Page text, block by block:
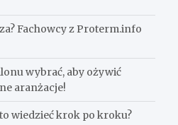
Fachowcy z Proterm.info
wybrać, aby ożywić
aranżacje!
wiedzieć krok po kroku?